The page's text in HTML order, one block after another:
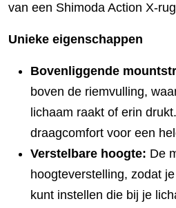
van een Shimoda Action
Unieke eigenschappen
Bovenliggende
boven de riemvulling,
lichaam raakt of erin
draagcomfort voor een
Verstelbare hoogte: De
hoogteverstelling, zodat
kunt instellen die bij je